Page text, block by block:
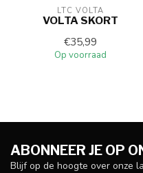
LTC VOLTA
VOLTA SKORT
€35,99
Op voorraad
ABONNEER JE OP
Blijf op de hoogte over onze